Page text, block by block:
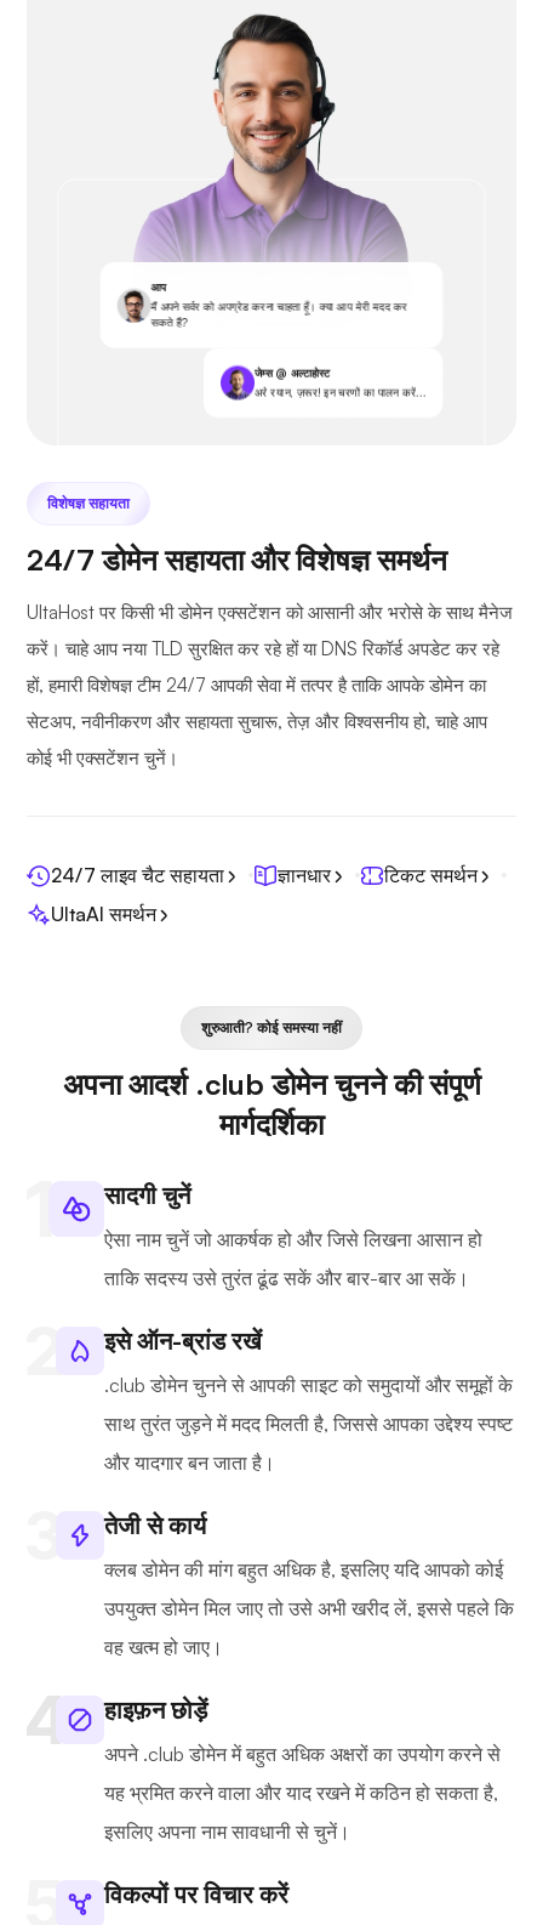
आप
मैं अपने सर्वर को अपग्रेड करना चाहता हूँ। क्या आप मेरी मदद कर
सकते हैं?
जेम्स @ अल्टाहोस्ट
अरे रयान, ज़रूर! इन चरणों का पालन करें...
विशेषज्ञ सहायता
24/7 डोमेन सहायता और विशेषज्ञ समर्थन
UltaHost पर किसी भी डोमेन एक्सटेंशन को आसानी और भरोसे के साथ मैनेज
करें। चाहे आप नया TLD सुरक्षित कर रहे हों या DNS रिकॉर्ड अपडेट कर रहे
हों, हमारी विशेषज्ञ टीम 24/7 आपकी सेवा में तत्पर है ताकि आपके डोमेन का
सेटअप, नवीनीकरण और सहायता सुचारू, तेज़ और विश्वसनीय हो, चाहे आप
कोई भी एक्सटेंशन चुनें।
24/7 लाइव चैट सहायता ज्ञानधार
टिकट समर्थन
UltaAI समर्थन
शुरुआती? कोई समस्या नहीं
अपना आदर्श .club डोमेन चुनने की संपूर्ण
मार्गदर्शिका
सादगी चुनें
ऐसा नाम चुनें जो आकर्षक हो और जिसे लिखना आसान हो
ताकि सदस्य उसे तुरंत ढूंढ सकें और बार-बार आ सकें।
इसे ऑन-ब्रांड रखें
.club डोमेन चुनने से आपकी साइट को समुदायों और समूहों के
साथ तुरंत जुड़ने में मदद मिलती है, जिससे आपका उद्देश्य स्पष्ट
और यादगार बन जाता है।
तेजी से कार्य
क्लब डोमेन की मांग बहुत अधिक है, इसलिए यदि आपको कोई
उपयुक्त डोमेन मिल जाए तो उसे अभी खरीद लें, इससे पहले कि
वह खत्म हो जाए।
हाइफ़न छोड़ें
अपने .club डोमेन में बहुत अधिक अक्षरों का उपयोग करने से
यह भ्रमित करने वाला और याद रखने में कठिन हो सकता है,
इसलिए अपना नाम सावधानी से चुनें।
विकल्पों पर विचार करें